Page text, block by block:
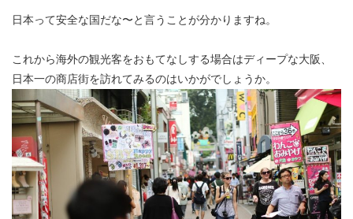
日本って安全な国だな〜と言うことが分かりますね。
これから海外の観光客をおもてなしする場合はディープな大阪、
日本一の商店街を訪れてみるのはいかがでしょうか。